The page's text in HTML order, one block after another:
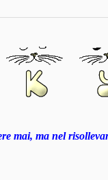
mai, ma nel